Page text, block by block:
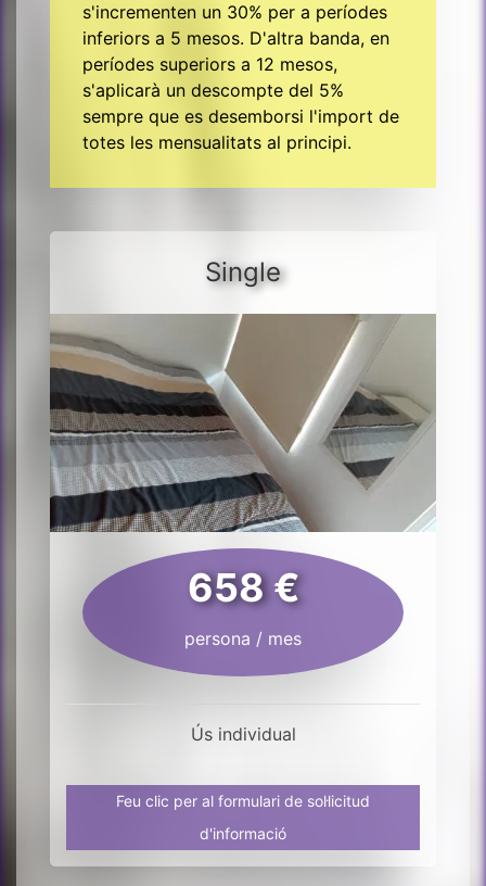
s'incrementen un 30% per a períodes
inferiors a 5 mesos. D'altra banda, en
períodes superiors a 12 mesos,
s'aplicarà un descompte del 5%
sempre que es desemborsi l'import de
totes les mensualitats al principi.
Single
658 €
persona / mes
Ús individual
Feu clic per al formulari de sol·licitud
d'informació